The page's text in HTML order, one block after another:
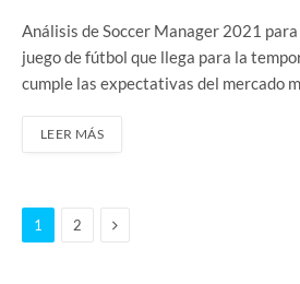
Análisis de Soccer Manager 2021
juego de fútbol que llega para la
cumple las expectativas del mercado
LEER MÁS
1 2 Siguiente